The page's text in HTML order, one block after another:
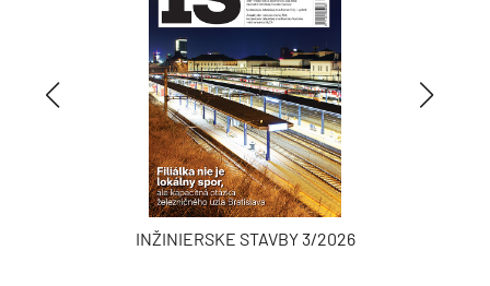
INŽINIERSKE STAVBY 3/2026